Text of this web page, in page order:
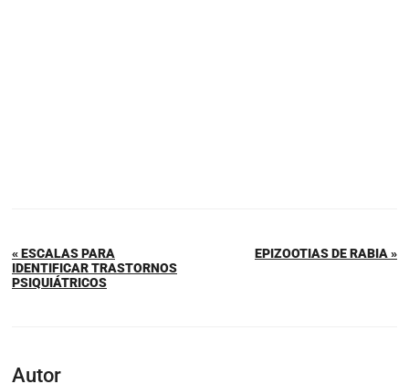
« ESCALAS PARA
IDENTIFICAR TRASTORNOS
PSIQUIÁTRICOS
EPIZOOTIAS DE RABIA »
Autor